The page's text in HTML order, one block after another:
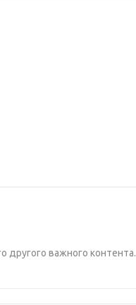
другого важного контента.